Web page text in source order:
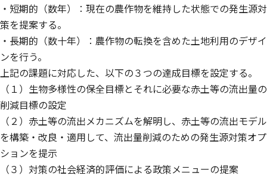
・短期的（数年）：現在の農作物を維持した状態での発生源対
策を提案する。
・長期的（数十年）：農作物の転換を含めた土地利用のデザイ
ンを行う。
上記の課題に対応した、以下の３つの達成目標を設定する。
（１）生物多様性の保全目標とそれに必要な赤土等の流出量の
削減目標の設定
（２）赤土等の流出メカニズムを解明し、赤土等の流出モデル
を構築・改良・適用して、流出量削減のための発生源対策オプ
ションを提示
（３）対策の社会経済的評価による政策メニューの提案